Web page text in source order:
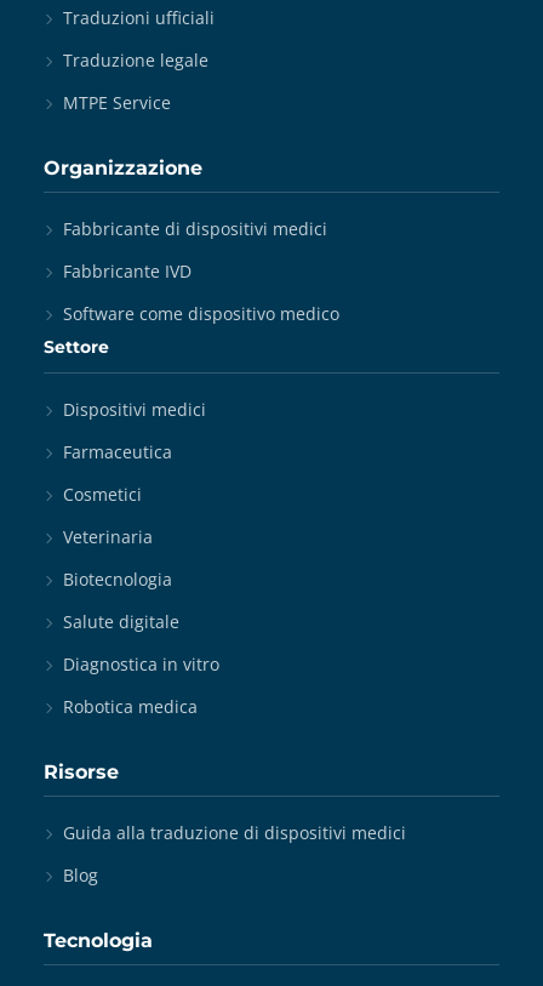
Traduzioni ufficiali
Traduzione legale
MTPE Service
Organizzazione
Fabbricante di dispositivi medici
Fabbricante IVD
Software come dispositivo medico
Settore
Dispositivi medici
Farmaceutica
Cosmetici
Veterinaria
Biotecnologia
Salute digitale
Diagnostica in vitro
Robotica medica
Risorse
Guida alla traduzione di dispositivi medici
Blog
Tecnologia